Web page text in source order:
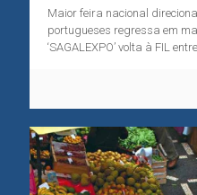
Maior feira nacional
portugueses regressa em
‘SAGALEXPO’ volta à FIL